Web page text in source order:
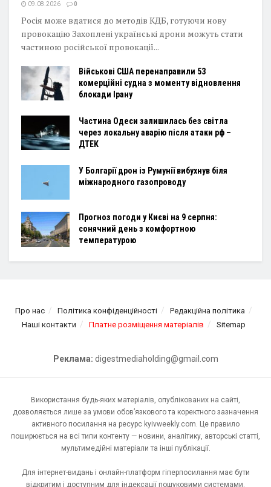
09.08.2026 0
Росія може вдатися до методів КДБ, готуючи нову
провокацію Захоплені українські дрони можуть стати
частиною російської провокації...
Військові США перенаправили 53
комерційні судна з моменту відновлення
блокади Ірану
Частина Одеси залишилась без світла
через локальну аварію після атаки рф –
ДТЕК
У Болгарії дрон із Румунії вибухнув біля
міжнародного газопроводу
Прогноз погоди у Києві на 9 серпня:
сонячний день з комфортною
температурою
Про нас Політика конфіденційності
Редакційна політика
Наші контакти
Платне розміщення матеріалів Sitemap
Реклама: digestmediaholding@gmail.com
Використання будь-яких матеріалів, опублікованих на сайті,
дозволяється лише за умови обов’язкового та коректного зазначення
активного посилання на ресурс kyivweekly.com. Це правило
поширюється на всі типи контенту — новини, аналітику, авторські статті,
мультимедійні матеріали та інші публікації.
Для інтернет-видань і онлайн-платформ гіперпосилання має бути
відкритим і доступним для індексації пошуковими системами.